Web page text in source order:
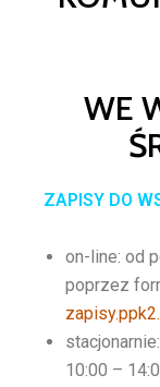
WE
ZAPISY DO
on-line: od
poprzez
10:00 –